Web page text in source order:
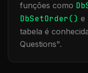
funções como
DbSetOrder() e
tabela é
Questions".